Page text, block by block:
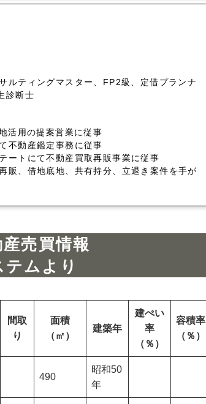
ルティングマスター、FP2級、定借プランナ
診断士
活用の提案営業に従事
不動産鑑定事務に従事
ートにて不動産買取再販事業に従事
販、借地底地、共有持分、立退き案件を手が
売買情報
ムより
間取
り
面積
（㎡）
建築年
建ぺい
率
（％）
容積率
（％）
490
昭和50
年